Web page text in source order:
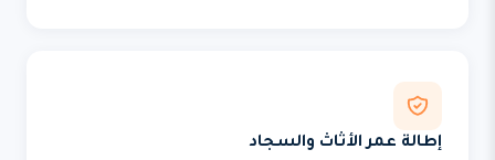
إطالة عمر الأثاث والسجاد